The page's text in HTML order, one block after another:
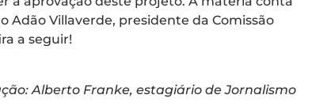
Villaverde, presidente da Comissão
a seguir!
Alberto Franke, estagiário de Jornalismo